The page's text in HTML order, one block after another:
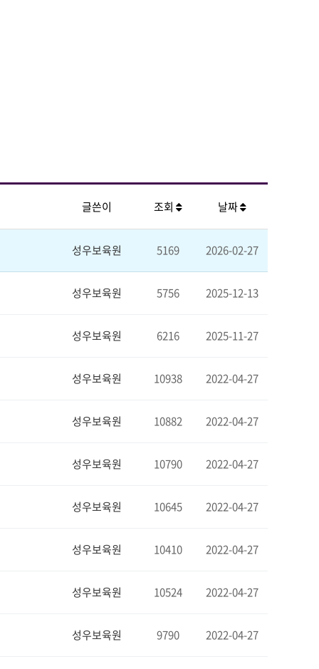
글쓴이 조회 날짜
성우보육원 5169 2026-02-27
성우보육원 5756 2025-12-13
성우보육원 6216 2025-11-27
성우보육원 10938 2022-04-27
성우보육원 10882 2022-04-27
성우보육원 10790 2022-04-27
성우보육원 10645 2022-04-27
성우보육원 10410 2022-04-27
성우보육원 10524 2022-04-27
성우보육원 9790 2022-04-27